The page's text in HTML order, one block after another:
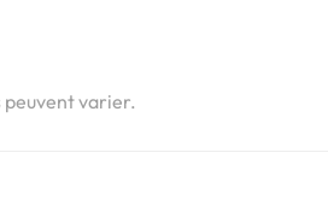
peuvent varier.